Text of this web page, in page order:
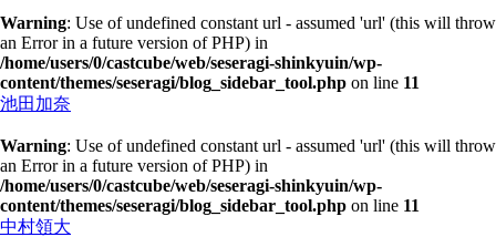
Warning: Use of undefined constant url - assumed 'url' (this will throw
an Error in a future version of PHP) in
/home/users/0/castcube/web/seseragi-shinkyuin/wp-
content/themes/seseragi/blog_sidebar_tool.php on line 11
池田加奈
Warning: Use of undefined constant url - assumed 'url' (this will throw
an Error in a future version of PHP) in
/home/users/0/castcube/web/seseragi-shinkyuin/wp-
content/themes/seseragi/blog_sidebar_tool.php on line 11
中村領大